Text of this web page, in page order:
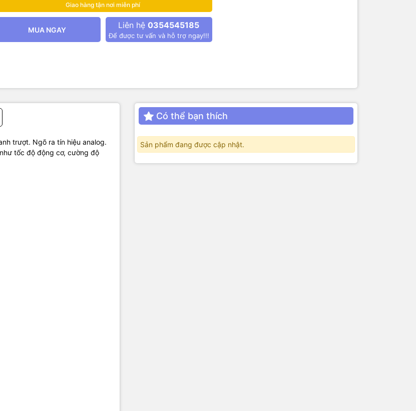
Giao hàng tận nơi miễn phí
MUA NGAY Liên hệ 0354545185
Để được tư vấn và hỗ trợ ngay!!!
trượt. Ngõ ra tín hiệu analog.
tốc độ động cơ, cường độ
Có thể bạn thích
Sản phẩm đang được cập nhật.